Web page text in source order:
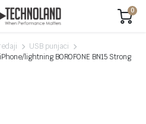
0
USB punjaci
lightning BOROFONE BN15 Strong